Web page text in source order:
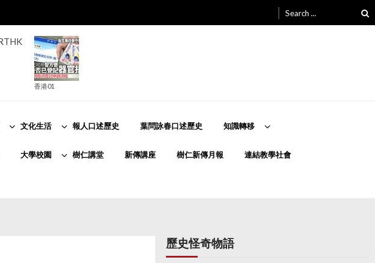
for:
香港01
文化生活 報人口述歷史 葉問詠春口述歷史 知識轉移
大學校園 樹仁講堂 新傳講座 樹仁新傳月報 連結教學社會
歷史怪奇物語